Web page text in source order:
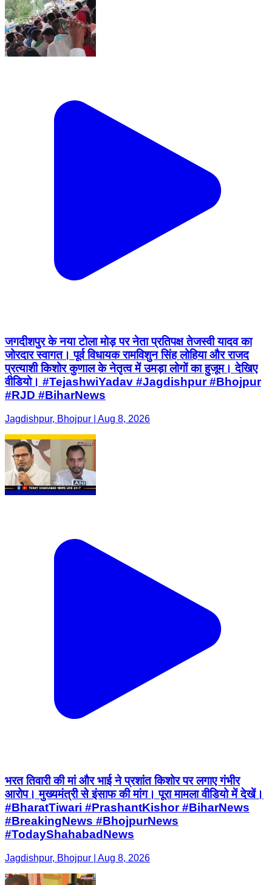
जगदीशपुर के नया टोला मोड़ पर नेता प्रतिपक्ष तेजस्वी यादव का
जोरदार स्वागत। पूर्व विधायक रामविशुन सिंह लोहिया और राजद
प्रत्याशी किशोर कुणाल के नेतृत्व में उमड़ा लोगों का हुजूम। देखिए
वीडियो। #TejashwiYadav #Jagdishpur #Bhojpur
#RJD #BiharNews
Jagdishpur, Bhojpur | Aug 8, 2026
भरत तिवारी की मां और भाई ने प्रशांत किशोर पर लगाए गंभीर
आरोप। मुख्यमंत्री से इंसाफ की मांग। पूरा मामला वीडियो में देखें।
#BharatTiwari #PrashantKishor #BiharNews
#BreakingNews #BhojpurNews
#TodayShahabadNews
Jagdishpur, Bhojpur | Aug 8, 2026